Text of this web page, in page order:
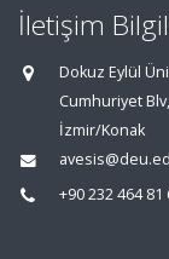
İletişim
Dokuz Eylül
Cumhuriyet
İzmir/Konak
+90 232 464 81